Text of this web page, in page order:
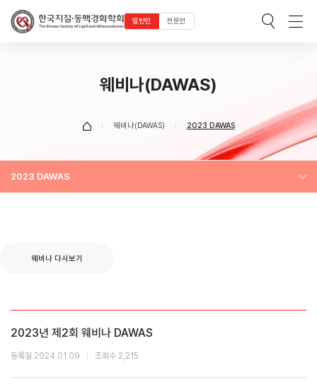
일반인 전문인
웨비나(DAWAS)
웨비나(DAWAS) 2023 DAWAS
2023 DAWAS
웨비나 다시보기
2023년 제2회 웨비나 DAWAS
등록일 2024.01.09 조회수 2,215